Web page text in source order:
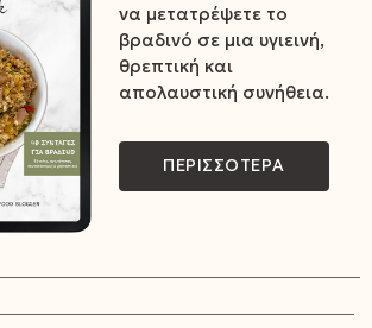
να μετατρέψετε το
βραδινό σε μια υγιεινή,
θρεπτική και
απολαυστική συνήθεια.
ΠΕΡΙΣΣΟΤΕΡΑ